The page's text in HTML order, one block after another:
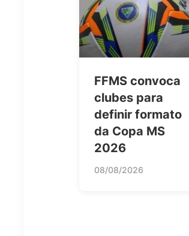
FFMS convoca
clubes para
definir formato
da Copa MS
2026
08/08/2026